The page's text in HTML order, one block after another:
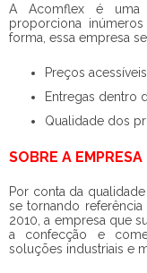
A Acomflex é uma
proporciona
forma, essa empresa
Preços
Entregas dentro
Qualidade dos
SOBRE A EMPRESA
Por conta da
se tornando
2010, a empresa que
a confecção e
soluções industriais e